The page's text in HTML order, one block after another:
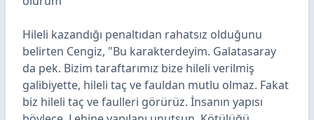
Hileli kazandığı penaltıdan rahatsız olduğunu
belirten Cengiz, "Bu karakterdeyim. Galatasaray
da pek. Bizim taraftarımız bize hileli verilmiş
galibiyette, hileli taç ve fauldan mutlu olmaz. Fakat
biz hileli taç ve faulleri görürüz. İnsanın yapısı